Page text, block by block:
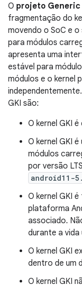
O projeto Generic
fragmentação do
movendo o SoC e
para módulos
apresenta uma
estável para
módulos e o kernel
GKI são:
O kernel GKI
O kernel GKI
módulos
por versão
android11-
O kernel GKI
plataforma
associado.
durante a vida
O kernel GKI
dentro de um
O kernel GKI